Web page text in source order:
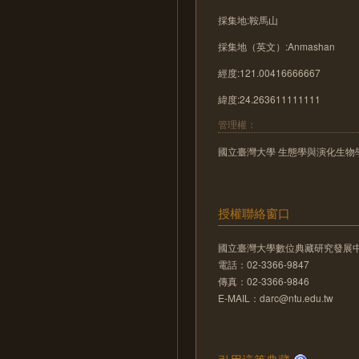
採集地:鞍馬山
採集地（英文）:Anmashan
經度:121.00416666667
緯度:24.263611111111
管理權：
國立臺灣大學 生態學與演化生物
授權聯絡窗口
國立臺灣大學數位典藏研究發展
電話：02-3366-9847
傳真：02-3366-9846
E-MAIL：darc@ntu.edu.tw